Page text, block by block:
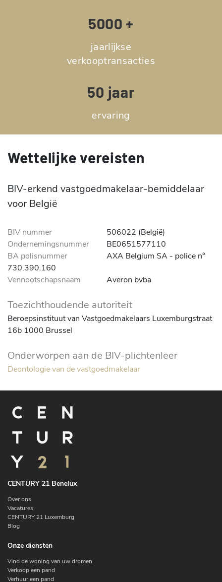
5000 +
jaarlijkse
verkooptransacties
50 jaar
ervaring
Wettelijke vereisten
BIV-erkend vastgoedmakelaar-bemiddelaar
voor België
BIV nummer
506022 (België)
Ondernemingsnummer
BE0651577110
BA polisnummer
AXA Belgium SA - police n°
730.390.160
Vennootschapsnaam
Averon bvba
Toezichthoudende autoriteit
Beroepsinstituut van Vastgoedmakelaars Luxemburgstraat
16b 1000 Brussel
Onderworpen aan de BIV-plichtenleer
Deontologie van de vastgoedmakelaar
CENTURY 21 Benelux
Over ons
Vacatures
CENTURY 21 Luxemburg
Blog
Onze diensten
Vind de woning van uw dromen
Verkoop een pand
Verhuur een pand